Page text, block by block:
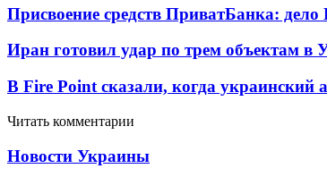
Присвоение средств ПриватБанка:
Иран готовил удар по трем объектам
В Fire Point сказали, когда украинский
Читать комментарии
Новости Украины